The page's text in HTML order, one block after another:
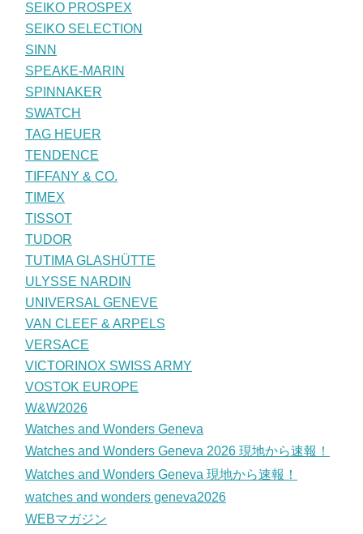
SEIKO PROSPEX
SEIKO SELECTION
SINN
SPEAKE-MARIN
SPINNAKER
SWATCH
TAG HEUER
TENDENCE
TIFFANY & CO.
TIMEX
TISSOT
TUDOR
TUTIMA GLASHÜTTE
ULYSSE NARDIN
UNIVERSAL GENEVE
VAN CLEEF & ARPELS
VERSACE
VICTORINOX SWISS ARMY
VOSTOK EUROPE
W&W2026
Watches and Wonders Geneva
Watches and Wonders Geneva 2026 現地から速報！
Watches and Wonders Geneva 現地から速報！
watches and wonders geneva2026
WEBマガジン